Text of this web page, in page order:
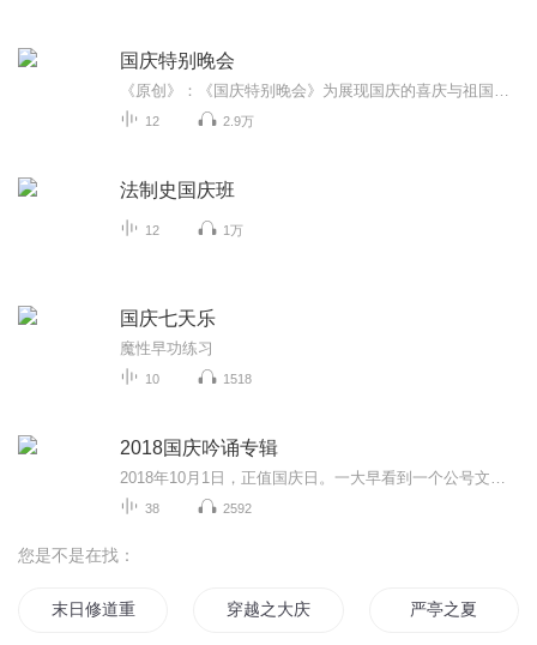
国庆特别晚会
12 2.9万
法制史国庆班
12 1万
国庆七天乐
魔性早功练习
10 1518
2018国庆吟诵专辑
38 2592
您是不是在找：
末日修道重返2018 穿越之大庆帝国 严亭之夏